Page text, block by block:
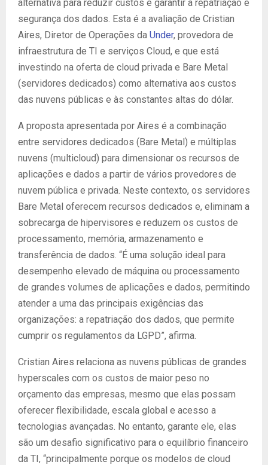
alternativa para reduzir custos e garantir a repatriação e
segurança dos dados. Esta é a avaliação de Cristian
Aires, Diretor de Operações da Under, provedora de
infraestrutura de TI e serviços Cloud, e que está
investindo na oferta de cloud privada e Bare Metal
(servidores dedicados) como alternativa aos custos
das nuvens públicas e às constantes altas do dólar.
A proposta apresentada por Aires é a combinação
entre servidores dedicados (Bare Metal) e múltiplas
nuvens (multicloud) para dimensionar os recursos de
aplicações e dados a partir de vários provedores de
nuvem pública e privada. Neste contexto, os servidores
Bare Metal oferecem recursos dedicados e, eliminam a
sobrecarga de hipervisores e reduzem os custos de
processamento, memória, armazenamento e
transferência de dados. “É uma solução ideal para
desempenho elevado de máquina ou processamento
de grandes volumes de aplicações e dados, permitindo
atender a uma das principais exigências das
organizações: a repatriação dos dados, que permite
cumprir os regulamentos da LGPD”, afirma.
Cristian Aires relaciona as nuvens públicas de grandes
hyperscales com os custos de maior peso no
orçamento das empresas, mesmo que elas possam
oferecer flexibilidade, escala global e acesso a
tecnologias avançadas. No entanto, garante ele, elas
são um desafio significativo para o equilíbrio financeiro
da TI, “principalmente porque os modelos de cloud